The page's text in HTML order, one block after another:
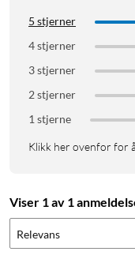
5 stjerner
4 stjerner
3 stjerner
2 stjerner
1 stjerne
Klikk her ovenfor for
Viser 1 av 1
Relevans